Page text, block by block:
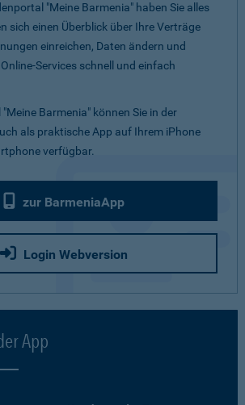
"Meine Barmenia" haben Sie alles
sich einen Überblick über Ihre Verträge
einreichen, Daten ändern und
Services schnell und einfach
Barmenia" können Sie in der
als praktische App auf Ihrem iPhone
verfügbar.
zur BarmeniaApp
Login Webversion
App